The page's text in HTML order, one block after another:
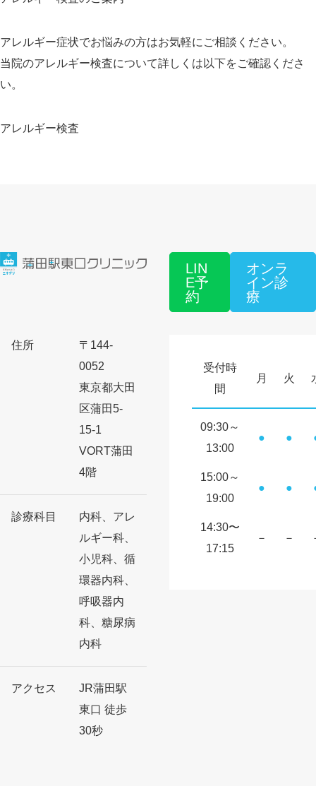
アレルギー症状でお悩みの方はお気軽にご相談ください。
当院のアレルギー検査について詳しくは以下をご確認くださ
い。
アレルギー検査
LIN
E予
約
オンラ
イン診
療
住所
〒144-
0052
東京都大田
区蒲田5-
15-1
VORT蒲田
4階
診療科目
内科、アレ
ルギー科、
小児科、循
環器内科、
呼吸器内
科、糖尿病
内科
アクセス
JR蒲田駅
東口 徒歩
30秒
受付時
間
月 火
09:30～
13:00
● ●
15:00～
19:00
● ●
14:30〜
17:15
－ －